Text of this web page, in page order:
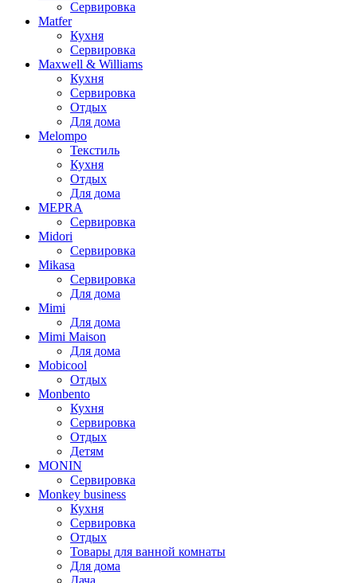
Сервировка
Matfer
Кухня
Сервировка
Maxwell & Williams
Кухня
Сервировка
Отдых
Для дома
Melompo
Текстиль
Кухня
Отдых
Для дома
MEPRA
Сервировка
Midori
Сервировка
Mikasa
Сервировка
Для дома
Mimi
Для дома
Mimi Maison
Для дома
Mobicool
Отдых
Monbento
Кухня
Сервировка
Отдых
Детям
MONIN
Сервировка
Monkey business
Кухня
Сервировка
Отдых
Товары для ванной комнаты
Для дома